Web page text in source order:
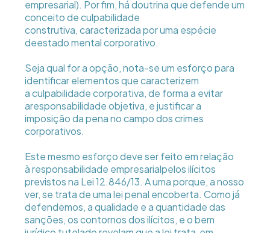
empresarial). Por fim, há doutrina que defende um
conceito de culpabilidade
construtiva, caracterizada por uma espécie
deestado mental corporativo.
Seja qual for a opção, nota-se um esforço para
identificar elementos que caracterizem
a culpabilidade corporativa, de forma a evitar
aresponsabilidade objetiva, e justificar a
imposição da pena no campo dos crimes
corporativos.
Este mesmo esforço deve ser feito em relação
à responsabilidade empresarialpelos ilícitos
previstos na Lei 12.846/13. A uma porque, a nosso
ver, se trata de uma lei penal encoberta. Como já
defendemos, a qualidade e a quantidade das
sanções, os contornos dos ilícitos, e o bem